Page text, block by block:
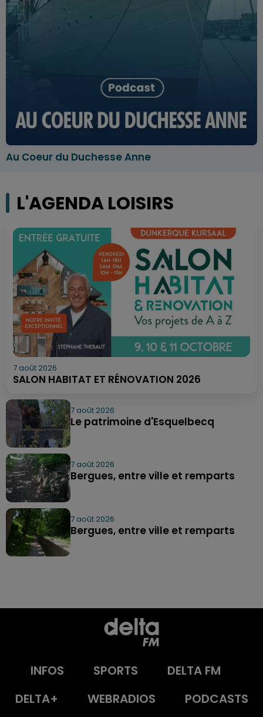
Au Coeur du Duchesse Anne
L'AGENDA LOISIRS
7 août 2026
SALON HABITAT ET RÉNOVATION 2026
7 août 2026
Le patrimoine d'Esquelbecq
7 août 2026
Bergues, entre ville et remparts
7 août 2026
Bergues, entre ville et remparts
INFOS SPORTS
DELTA FM
DELTA+
WEBRADIOS PODCASTS